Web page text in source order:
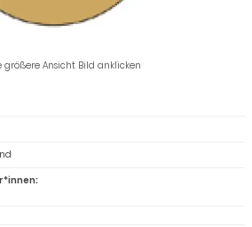
größere Ansicht Bild anklicken